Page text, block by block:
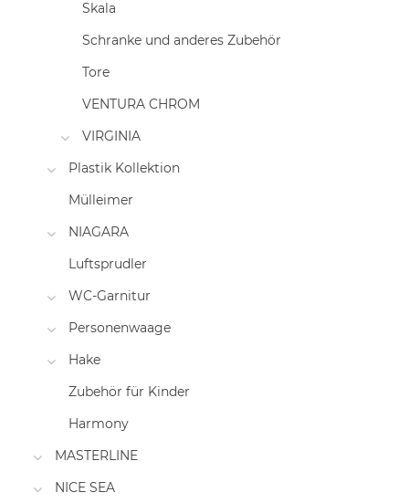
Skala
Schranke und anderes Zubehör
Tore
VENTURA CHROM
VIRGINIA
Plastik Kollektion
Mülleimer
NIAGARA
Luftsprudler
WC-Garnitur
Personenwaage
Hake
Zubehör für Kinder
Harmony
MASTERLINE
NICE SEA